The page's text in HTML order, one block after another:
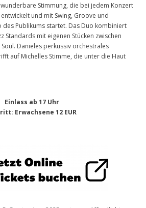
Stimmung, die bei jedem Konzert
und mit Swing, Groove und
Publikums startet. Das Duo kombiniert
Standards mit eigenen Stücken zwischen
Danieles perkussiv orchestrales
auf Michelles Stimme, die unter die Haut
Einlass ab 17 Uhr
: Erwachsene 12 EUR